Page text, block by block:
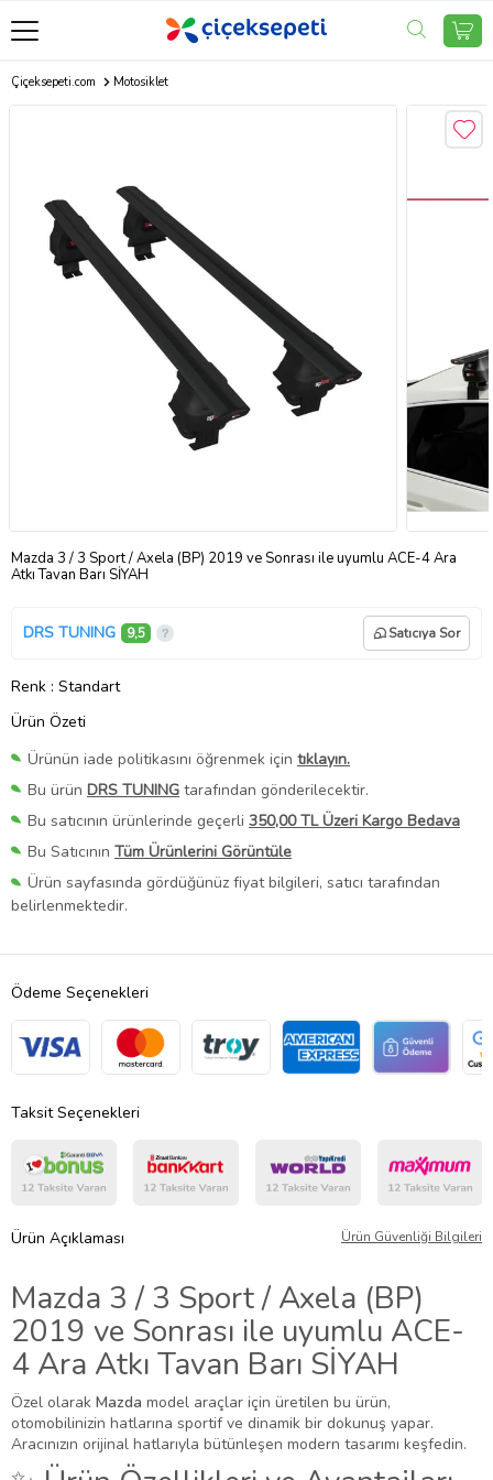
Çiçeksepeti.com Motosiklet
Mazda 3 / 3 Sport / Axela (BP) 2019 ve Sonrası ile uyumlu ACE-4 Ara
Atkı Tavan Barı SİYAH
DRS TUNING 9,5 Satıcıya Sor
Renk : Standart
Ürün Özeti
Ürünün iade politikasını öğrenmek için tıklayın.
Bu ürün DRS TUNING tarafından gönderilecektir.
Bu satıcının ürünlerinde geçerli 350,00 TL Üzeri Kargo Bedava
Bu Satıcının Tüm Ürünlerini Görüntüle
Ürün sayfasında gördüğünüz fiyat bilgileri, satıcı tarafından
belirlenmektedir.
Ödeme Seçenekleri
Taksit Seçenekleri
Ürün Açıklaması Ürün Güvenliği Bilgileri
Mazda 3 / 3 Sport / Axela (BP)
2019 ve Sonrası ile uyumlu ACE-
4 Ara Atkı Tavan Barı SİYAH
Özel olarak Mazda model araçlar için üretilen bu ürün,
otomobilinizin hatlarına sportif ve dinamik bir dokunuş yapar.
Aracınızın orijinal hatlarıyla bütünleşen modern tasarımı keşfedin.